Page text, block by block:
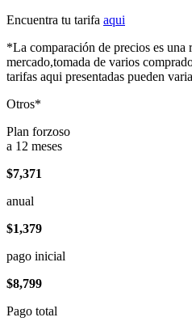
Encuentra tu tarifa aqui
*La comparación de precios es una
mercado,tomada de varios
tarifas aqui presentadas pueden
Otros*
Plan forzoso
a 12 meses
$7,371
anual
$1,379
pago inicial
$8,799
Pago total